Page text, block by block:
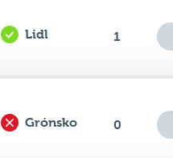
Lidl 1
Grónsko 0